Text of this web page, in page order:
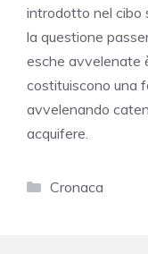
introdotto nel cibo
la questione
esche avvelenate
costituiscono una
avvelenando
acquifere.
Categorie
Cronaca